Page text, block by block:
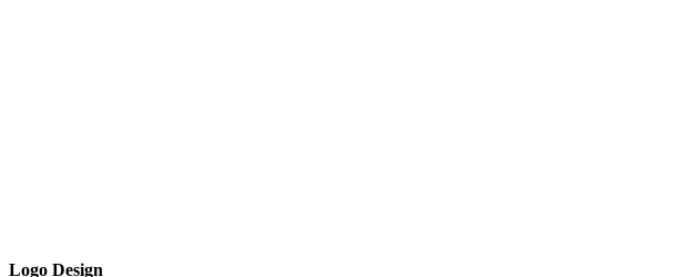
Logo Design